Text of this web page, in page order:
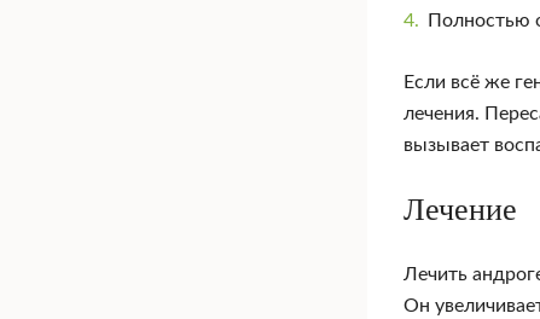
Полностью
Если всё же
лечения.
вызывает
Лечение
Лечить
Он